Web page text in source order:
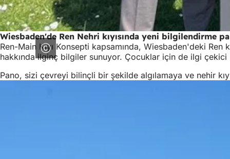
Wiesbaden'de Ren Nehri kıyısında yeni bilgilendirme
Ren-Main Kıyı Konsepti kapsamında, Wiesbaden'deki
hakkında ilginç bilgiler sunuyor. Çocuklar için de ilgi çekici
Pano, sizi çevreyi bilinçli bir şekilde algılamaya ve nehir